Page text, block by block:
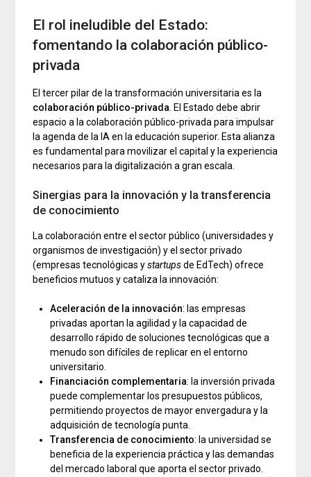
El rol ineludible del Estado:
fomentando la colaboración público-
privada
El tercer pilar de la transformación universitaria es la
colaboración público-privada. El Estado debe abrir
espacio a la colaboración público-privada para impulsar
la agenda de la IA en la educación superior. Esta alianza
es fundamental para movilizar el capital y la experiencia
necesarios para la digitalización a gran escala.
Sinergias para la innovación y la transferencia
de conocimiento
La colaboración entre el sector público (universidades y
organismos de investigación) y el sector privado
(empresas tecnológicas ystartupsde EdTech) ofrece
beneficios mutuos y cataliza la innovación:
Aceleración de la innovación: las empresas
privadas aportan la agilidad y la capacidad de
desarrollo rápido de soluciones tecnológicas que a
menudo son difíciles de replicar en el entorno
universitario.
Financiación complementaria: la inversión privada
puede complementar los presupuestos públicos,
permitiendo proyectos de mayor envergadura y la
adquisición de tecnología punta.
Transferencia de conocimiento: la universidad se
beneficia de la experiencia práctica y las demandas
del mercado laboral que aporta el sector privado.